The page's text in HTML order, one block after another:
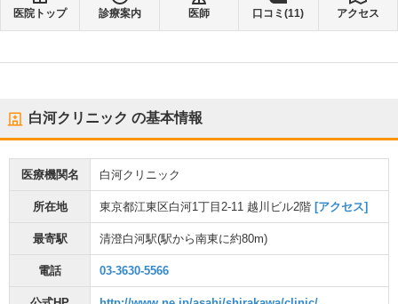
医院トップ 診療案内 医師 口コミ(11) アクセス
白河クリニック の基本情報
医療機関名 白河クリニック
所在地 東京都江東区白河1丁目2-11 越川ビル2階 [アクセス]
最寄駅 清澄白河駅(駅から南東に約80m)
電話 03-3630-5566